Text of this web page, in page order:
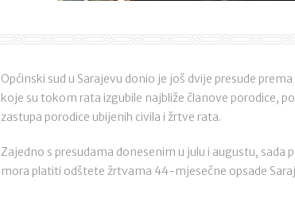
Općinski sud u Sarajevu donio je još dvije presude
koje su tokom rata izgubile najbliže članove porodice,
zastupa porodice ubijenih civila i žrtve rata.
Zajedno s presudama donesenim u julu i augustu,
mora platiti odštete žrtvama 44-mjesečne opsade